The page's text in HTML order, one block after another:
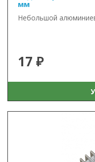
мм
Небольшой
17 ₽